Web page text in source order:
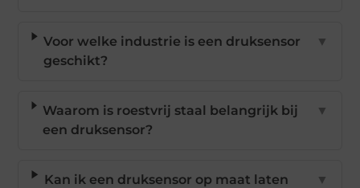
Voor welke industrie is een druksensor
geschikt?
▼
Waarom is roestvrij staal belangrijk bij
een druksensor?
▼
Kan ik een druksensor op maat laten
▼